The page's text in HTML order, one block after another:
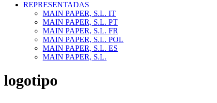
REPRESENTADAS
MAIN PAPER, S.L. IT
MAIN PAPER, S.L. PT
MAIN PAPER, S.L. FR
MAIN PAPER, S.L. POL
MAIN PAPER, S.L. ES
MAIN PAPER, S.L.
logotipo